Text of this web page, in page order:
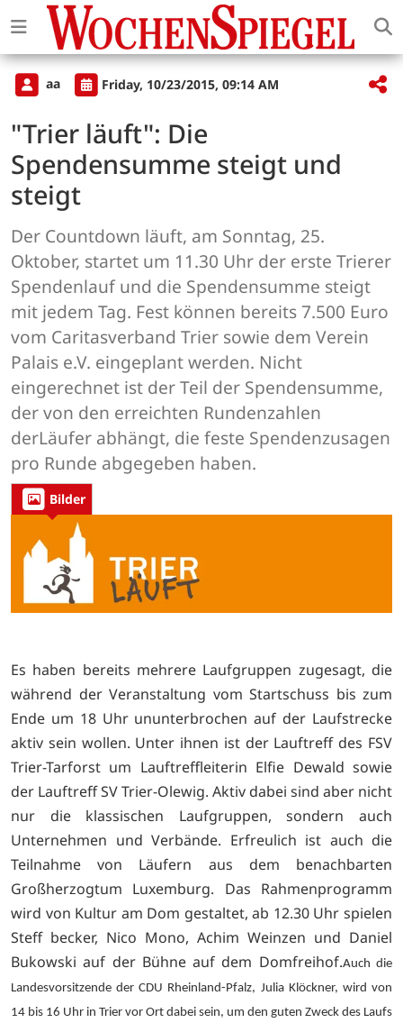
aa Friday, 10/23/2015, 09:14 AM
"Trier läuft": Die
Spendensumme steigt und
steigt
Der Countdown läuft, am Sonntag, 25.
Oktober, startet um 11.30 Uhr der erste Trierer
Spendenlauf und die Spendensumme steigt
mit jedem Tag. Fest können bereits 7.500 Euro
vom Caritasverband Trier sowie dem Verein
Palais e.V. eingeplant werden. Nicht
eingerechnet ist der Teil der Spendensumme,
der von den erreichten Rundenzahlen
derLäufer abhängt, die feste Spendenzusagen
pro Runde abgegeben haben.
Bilder
Es haben bereits mehrere Laufgruppen zugesagt, die
während der Veranstaltung vom Startschuss bis zum
Ende um 18 Uhr ununterbrochen auf der Laufstrecke
aktiv sein wollen. Unter ihnen ist der Lauftreff des FSV
Trier-Tarforst um Lauftreffleiterin Elfie Dewald sowie
der Lauftreff SV Trier-Olewig. Aktiv dabei sind aber nicht
nur die klassischen Laufgruppen, sondern auch
Unternehmen und Verbände. Erfreulich ist auch die
Teilnahme von Läufern aus dem benachbarten
Großherzogtum Luxemburg. Das Rahmenprogramm
wird von Kultur am Dom gestaltet, ab 12.30 Uhr spielen
Steff becker, Nico Mono, Achim Weinzen und Daniel
Bukowski auf der Bühne auf dem Domfreihof.Auch die
Landesvorsitzende der CDU Rheinland-Pfalz, Julia Klöckner, wird von
14 bis 16 Uhr in Trier vor Ort dabei sein, um den guten Zweck des Laufs